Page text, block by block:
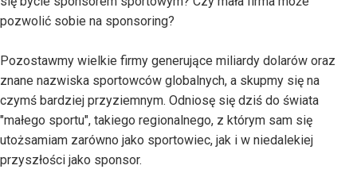
pozwolić sobie na sponsoring?
Pozostawmy wielkie firmy generujące miliardy dolarów oraz
znane nazwiska sportowców globalnych, a skupmy się na
czymś bardziej przyziemnym. Odniosę się dziś do świata
"małego sportu", takiego regionalnego, z którym sam się
utożsamiam zarówno jako sportowiec, jak i w niedalekiej
przyszłości jako sponsor.